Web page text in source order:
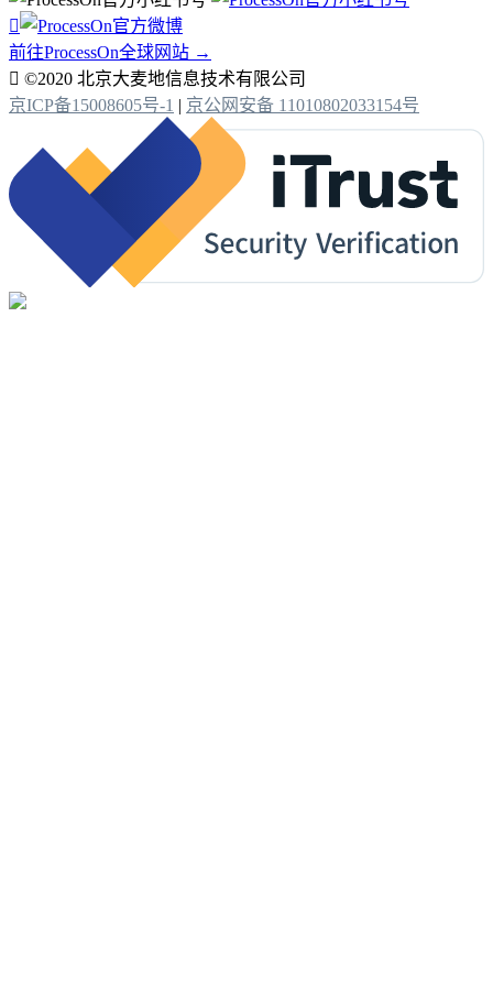

前往ProcessOn全球网站 →
 ©2020 北京大麦地信息技术有限公司
京ICP备15008605号-1 | 京公网安备 11010802033154号